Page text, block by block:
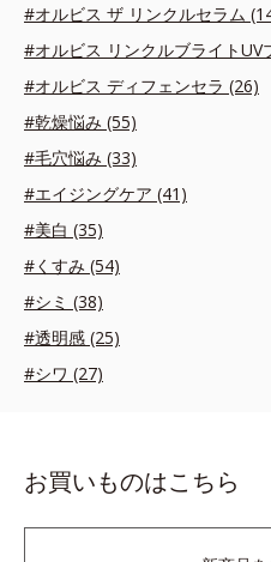
#オルビス ザ リンクルセラム
#オルビス リンクルブライトUV
#オルビス ディフェンセラ (26)
#乾燥悩み (55)
#毛穴悩み (33)
#エイジングケア (41)
#美白 (35)
#くすみ (54)
#シミ (38)
#透明感 (25)
#シワ (27)
お買いものはこちら